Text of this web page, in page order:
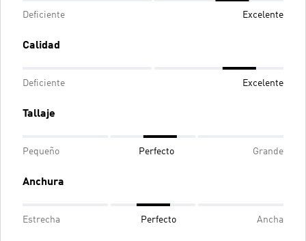
Deficiente Excelente
Calidad
Deficiente Excelente
Tallaje
Pequeño Perfecto Grande
Anchura
Estrecha Perfecto Ancha